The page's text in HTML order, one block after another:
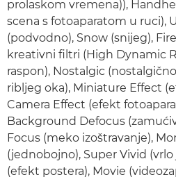
prolaskom vremena)),
scena s fotoaparatom u ruci),
(podvodno), Snow (snijeg),
kreativni filtri (High Dynamic
raspon), Nostalgic
ribljeg oka), Miniature Effect
Camera Effect (efekt
Background Defocus
Focus (meko izoštravanje),
(jednobojno), Super Vivid
(efekt postera), Movie